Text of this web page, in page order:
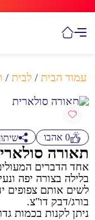
עמוד הבית / לבית /
0 אהבו
תאורה
אחד הדברים
בלילה בצורה יפה
לשים אותם צפופים
בורג/דבק דו"צ.
ניתן לקנות בכמות גדולה- מעל 38 ש"ח